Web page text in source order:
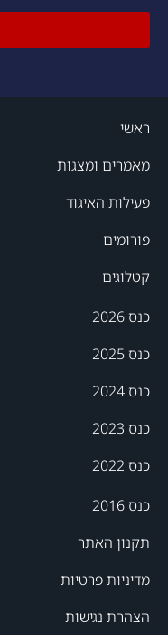
ראשי
מאמרים ומצגות
פעילות האיגוד
פורומים
קטלוגים
כנס 2026
כנס 2025
כנס 2024
כנס 2023
כנס 2022
כנס 2016
תקנון האתר
מדיניות פרטיות
הצהרת נגישות